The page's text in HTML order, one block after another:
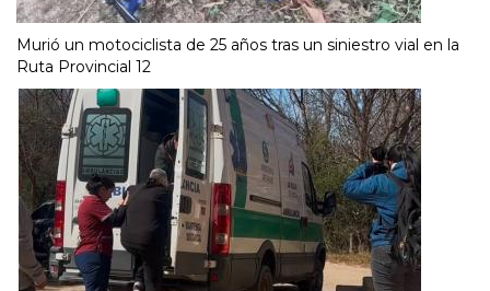
Murió un motociclista de 25 años tras un siniestro vial en la
Ruta Provincial 12